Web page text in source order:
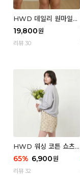
HWD 데일리 원마일
쇼츠 - 03 Poodle (우
먼)
19,800원
리뷰 30
HWD 워싱 코튼 쇼츠
(우먼) - 02 Retro flo
wer
65% 6,900원
리뷰 32